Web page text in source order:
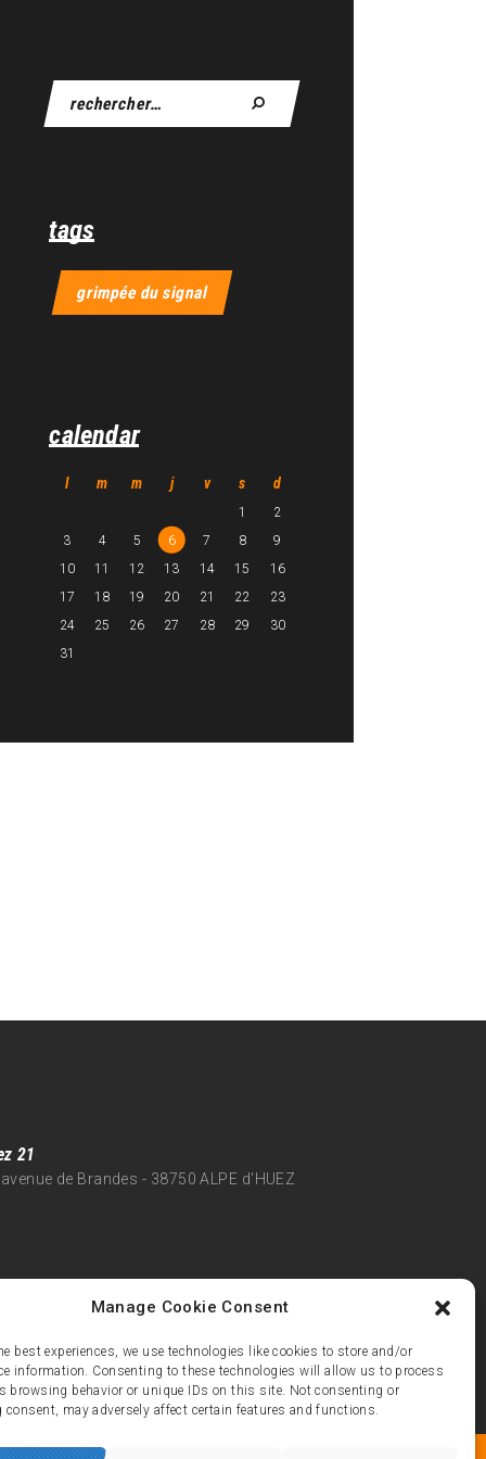
Manage Cookie Consent
best experiences, we use technologies like cookies to store and/or
information. Consenting to these technologies will allow us to process
browsing behavior or unique IDs on this site. Not consenting or
may adversely affect certain features and functions.
tags
grimpée du signal
calendar
l m m j v s d
1
2
3
4 5 6 7 8
9
10
11 12 13 14 15
16
17
18 19 20 21 22
23
24
25 26 27 28 29
30
31
21
de Brandes - 38750 ALPE d'HUEZ